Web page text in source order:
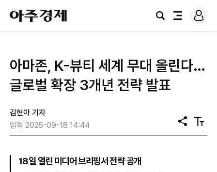
아
주
경
검
전
로
그
아마존, K-뷰티 세계 무대 올린다…
글로벌 확장 3개년 전략 발표
김현아 기자
입력 2025-09-18 14:44
공
유
텍
스
18일 열린 미디어 브리핑서 전략 공개